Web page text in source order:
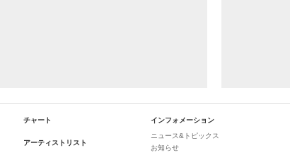
チャート
アーティストリスト
インフォメーション
ニュース&トピックス
お知らせ